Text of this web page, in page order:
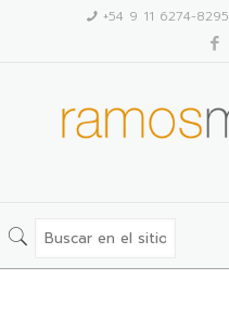
+54 9 11 6274-8295